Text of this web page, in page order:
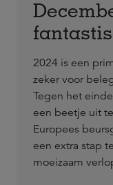
2024 is een
zeker voor
Tegen het
een beetje uit
Europees
een extra stap
moeizaam